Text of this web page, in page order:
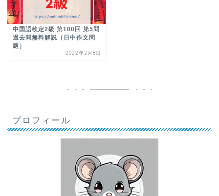
中国語検定2級 第100回 第5問
過去問無料解説（日中作文問
題）
2022年2月8日
プロフィール